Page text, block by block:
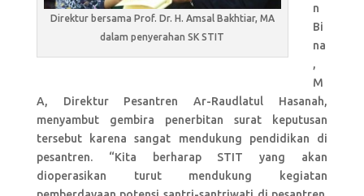
Direktur bersama Prof. Dr. H. Amsal Bakhtiar, MA
dalam penyerahan SK STIT
n
Bi
na
,
M
A, Direktur Pesantren Ar-Raudlatul Hasanah,
menyambut gembira penerbitan surat keputusan
tersebut karena sangat mendukung pendidikan di
pesantren. “Kita berharap STIT yang akan
dioperasikan turut mendukung kegiatan